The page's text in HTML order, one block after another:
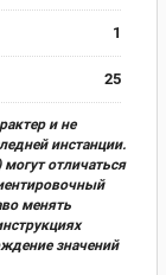
1
25
и не
инстанции.
отличаться
менять
значений